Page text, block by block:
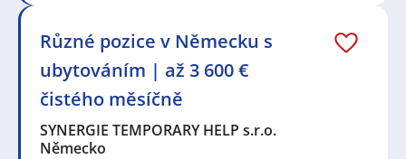
Různé pozice v Německu s
ubytováním | až 3 600 €
čistého měsíčně
SYNERGIE TEMPORARY HELP s.r.o.
Německo